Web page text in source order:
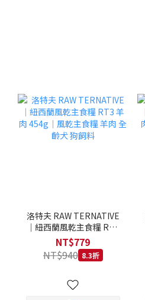
洛特夫 RAW TERNATIVE
｜紐西蘭風乾主食糧 RT3
羊肉 454g｜風乾主食糧 羊
肉 全齡犬 狗飼料
NT$779
NT$940 8.3折